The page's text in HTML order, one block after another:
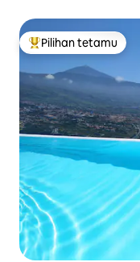
Pilihan utama tetamu
Pilihan tetamu